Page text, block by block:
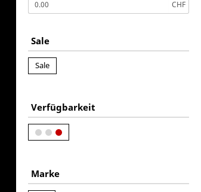
CHF
Sale
Sale
Verfügbarkeit
Marke